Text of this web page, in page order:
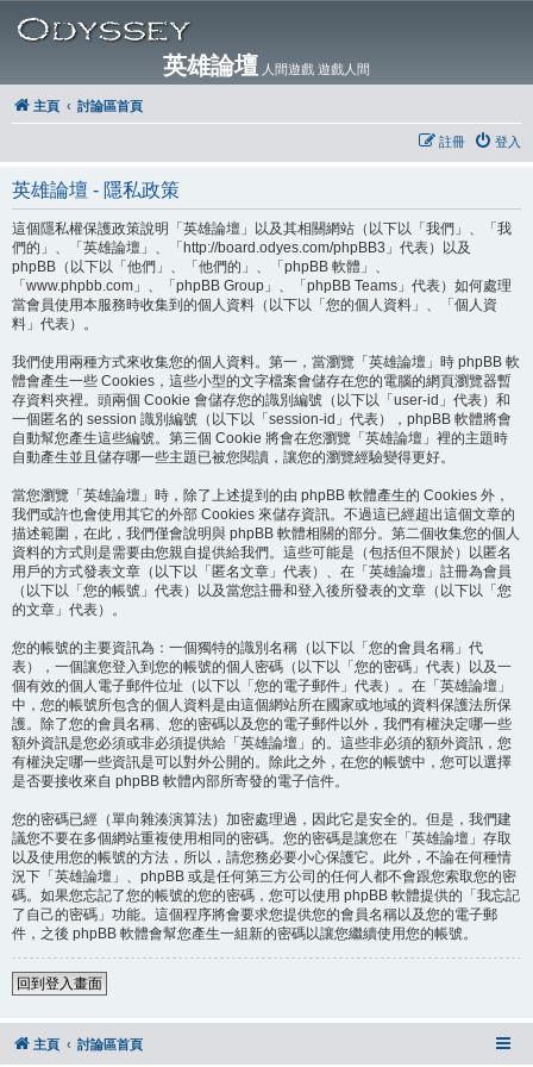
英雄論壇 人間遊戲 遊戲人間
主頁 討論區首頁
登入
註冊
英雄論壇 - 隱私政策
這個隱私權保護政策說明「英雄論壇」以及其相關網站（以下以「我們」、「我
們的」、「英雄論壇」、「http://board.odyes.com/phpBB3」代表）以及
phpBB（以下以「他們」、「他們的」、「phpBB 軟體」、
「www.phpbb.com」、「phpBB Group」、「phpBB Teams」代表）如何處理
當會員使用本服務時收集到的個人資料（以下以「您的個人資料」、「個人資
料」代表）。
我們使用兩種方式來收集您的個人資料。第一，當瀏覽「英雄論壇」時 phpBB 軟
體會產生一些 Cookies，這些小型的文字檔案會儲存在您的電腦的網頁瀏覽器暫
存資料夾裡。頭兩個 Cookie 會儲存您的識別編號（以下以「user-id」代表）和
一個匿名的 session 識別編號（以下以「session-id」代表），phpBB 軟體將會
自動幫您產生這些編號。第三個 Cookie 將會在您瀏覽「英雄論壇」裡的主題時
自動產生並且儲存哪一些主題已被您閱讀，讓您的瀏覽經驗變得更好。
當您瀏覽「英雄論壇」時，除了上述提到的由 phpBB 軟體產生的 Cookies 外，
我們或許也會使用其它的外部 Cookies 來儲存資訊。不過這已經超出這個文章的
描述範圍，在此，我們僅會說明與 phpBB 軟體相關的部分。第二個收集您的個人
資料的方式則是需要由您親自提供給我們。這些可能是（包括但不限於）以匿名
用戶的方式發表文章（以下以「匿名文章」代表）、在「英雄論壇」註冊為會員
（以下以「您的帳號」代表）以及當您註冊和登入後所發表的文章（以下以「您
的文章」代表）。
您的帳號的主要資訊為：一個獨特的識別名稱（以下以「您的會員名稱」代
表），一個讓您登入到您的帳號的個人密碼（以下以「您的密碼」代表）以及一
個有效的個人電子郵件位址（以下以「您的電子郵件」代表）。在「英雄論壇」
中，您的帳號所包含的個人資料是由這個網站所在國家或地域的資料保護法所保
護。除了您的會員名稱、您的密碼以及您的電子郵件以外，我們有權決定哪一些
額外資訊是您必須或非必須提供給「英雄論壇」的。這些非必須的額外資訊，您
有權決定哪一些資訊是可以對外公開的。除此之外，在您的帳號中，您可以選擇
是否要接收來自 phpBB 軟體內部所寄發的電子信件。
您的密碼已經（單向雜湊演算法）加密處理過，因此它是安全的。但是，我們建
議您不要在多個網站重複使用相同的密碼。您的密碼是讓您在「英雄論壇」存取
以及使用您的帳號的方法，所以，請您務必要小心保護它。此外，不論在何種情
況下「英雄論壇」、phpBB 或是任何第三方公司的任何人都不會跟您索取您的密
碼。如果您忘記了您的帳號的您的密碼，您可以使用 phpBB 軟體提供的「我忘記
了自己的密碼」功能。這個程序將會要求您提供您的會員名稱以及您的電子郵
件，之後 phpBB 軟體會幫您產生一組新的密碼以讓您繼續使用您的帳號。
回到登入畫面
主頁 討論區首頁